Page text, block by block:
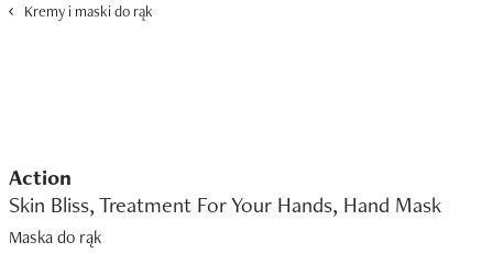
Kremy i maski do rąk
Action
Skin Bliss, Treatment For Your Hands, Hand Mask
Maska do rąk